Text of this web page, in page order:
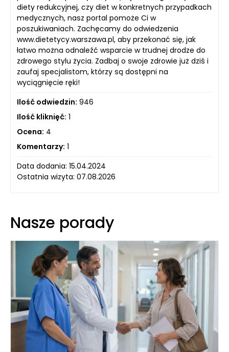
diety redukcyjnej, czy diet w konkretnych przypadkach
medycznych, nasz portal pomoże Ci w
poszukiwaniach. Zachęcamy do odwiedzenia
www.dietetycy.warszawa.pl, aby przekonać się, jak
łatwo można odnaleźć wsparcie w trudnej drodze do
zdrowego stylu życia. Zadbaj o swoje zdrowie już dziś i
zaufaj specjalistom, którzy są dostępni na
wyciągnięcie ręki!
Ilość odwiedzin: 946
Ilość kliknięć: 1
Ocena: 4
Komentarzy: 1
Data dodania: 15.04.2024
Ostatnia wizyta: 07.08.2026
Nasze porady